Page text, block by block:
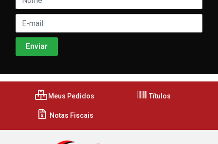
Meus Pedidos Títulos
Notas Fiscais